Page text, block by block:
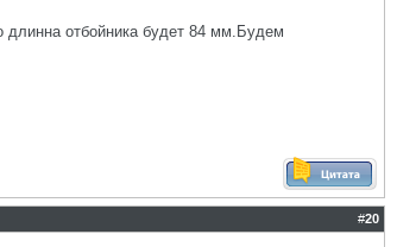
длинна отбойника будет 84 мм.Будем
#20